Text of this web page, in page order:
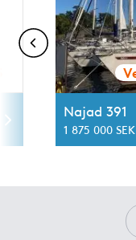
Najad 391
1 875 000 SEK